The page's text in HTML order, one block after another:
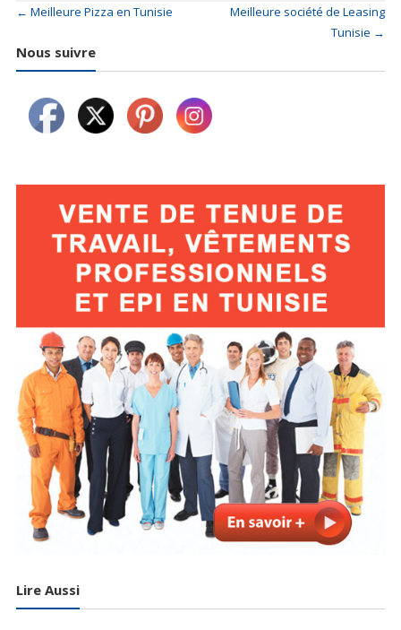
← Meilleure Pizza en Tunisie
Meilleure société de Leasing
Tunisie →
Nous suivre
Lire Aussi